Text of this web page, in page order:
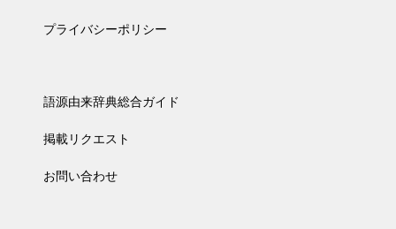
プライバシーポリシー
語源由来辞典総合ガイド
掲載リクエスト
お問い合わせ